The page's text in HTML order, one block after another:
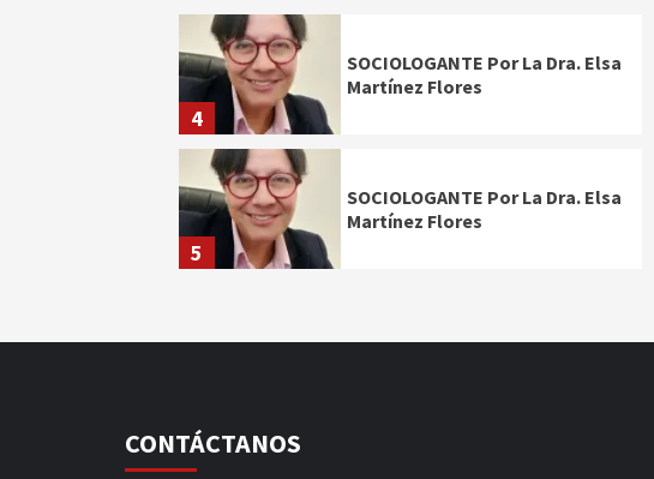
4
SOCIOLOGANTE Por La Dra. Elsa
Martínez Flores
5
SOCIOLOGANTE Por La Dra. Elsa
Martínez Flores
CONTÁCTANOS